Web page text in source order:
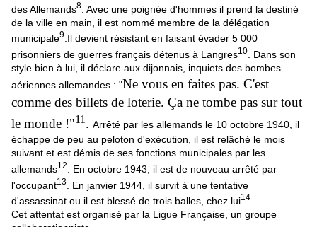
des Allemands8 . Avec une poignée d'hommes il prend la destiné
de la ville en main, il est nommé membre de la délégation
municipale9.Il devient résistant en faisant évader 5 000
prisonniers de guerres français détenus à Langres10
. Dans son
style bien à lui, il déclare aux dijonnais, inquiets des bombes
aériennes allemandes : "Ne vous en faites pas. C'est
comme des billets de loterie. Ça ne tombe pas sur tout
le monde !"11 . Arrêté par les allemands le 10 octobre 1940, il
échappe de peu au peloton d'exécution, il est relâché le mois
suivant et est démis de ses fonctions municipales par les
allemands12
. En octobre 1943, il est de nouveau arrêté par
l'occupant13
. En janvier 1944, il survit à une tentative
d'assassinat ou il est blessé de trois balles, chez lui14.
Cet attentat est organisé par la Ligue Française, un groupe